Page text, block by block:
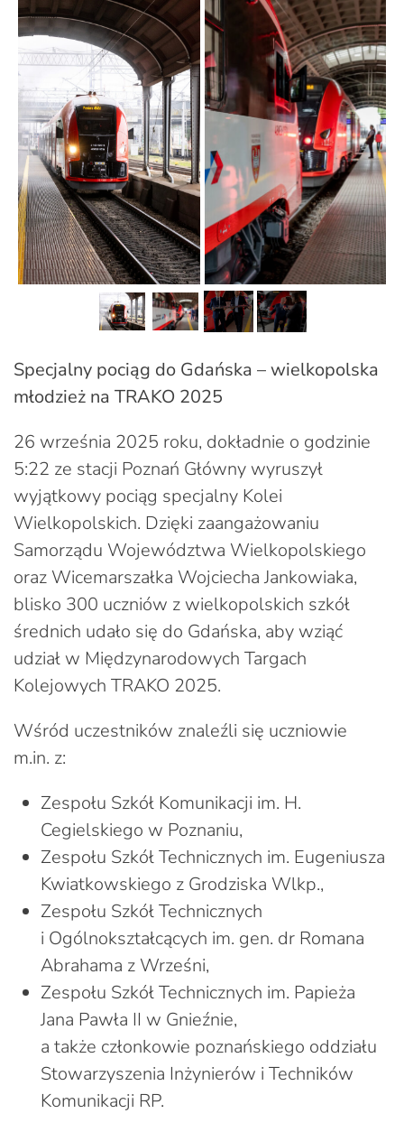
Specjalny pociąg do Gdańska – wielkopolska
młodzież na TRAKO 2025
26 września 2025 roku, dokładnie o godzinie
5:22 ze stacji Poznań Główny wyruszył
wyjątkowy pociąg specjalny Kolei
Wielkopolskich. Dzięki zaangażowaniu
Samorządu Województwa Wielkopolskiego
oraz Wicemarszałka Wojciecha Jankowiaka,
blisko 300 uczniów z wielkopolskich szkół
średnich udało się do Gdańska, aby wziąć
udział w Międzynarodowych Targach
Kolejowych TRAKO 2025.
Wśród uczestników znaleźli się uczniowie
m.in. z:
Zespołu Szkół Komunikacji im. H.
Cegielskiego w Poznaniu,
Zespołu Szkół Technicznych im. Eugeniusza
Kwiatkowskiego z Grodziska Wlkp.,
Zespołu Szkół Technicznych
i Ogólnokształcących im. gen. dr Romana
Abrahama z Wrześni,
Zespołu Szkół Technicznych im. Papieża
Jana Pawła II w Gnieźnie,
a także członkowie poznańskiego oddziału
Stowarzyszenia Inżynierów i Techników
Komunikacji RP.